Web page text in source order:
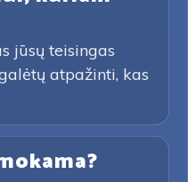
jūsų teisingas
atpažinti, kas